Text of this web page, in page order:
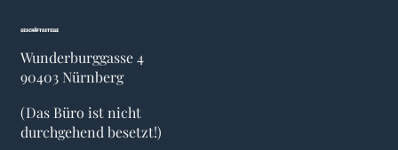
Geschäftsstelle
Wunderburggasse 4
90403 Nürnberg
(Das Büro ist nicht
durchgehend besetzt!)